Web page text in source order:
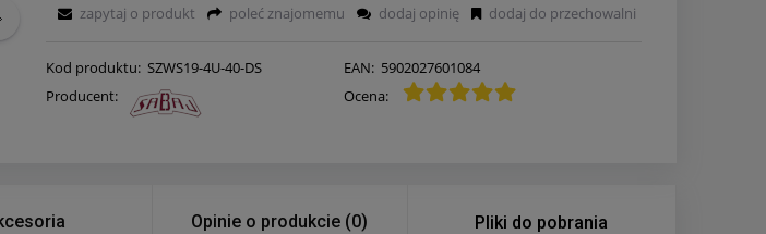
Kod produktu: SZWS19-4U-40-DS EAN: 5902027601084
Ocena:
Producent:
zapytaj o produkt poleć znajomemu dodaj opinię dodaj do przechowalni
Opinie o produkcie (0) Pliki do pobrania